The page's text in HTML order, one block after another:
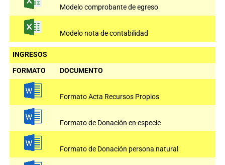
Modelo comprobante de egreso
Modelo nota de contabilidad
INGRESOS
FORMATO
DOCUMENTO
Formato Acta Recursos Propios
Formato de Donación en especie
Formato de Donación persona natural